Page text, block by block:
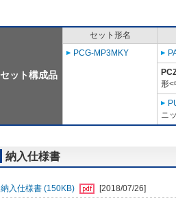
セット構成品
セット形名
PCG-MP3MKY
形<
ニ
納入仕様書
納入仕様書 (150KB) [2018/07/26]